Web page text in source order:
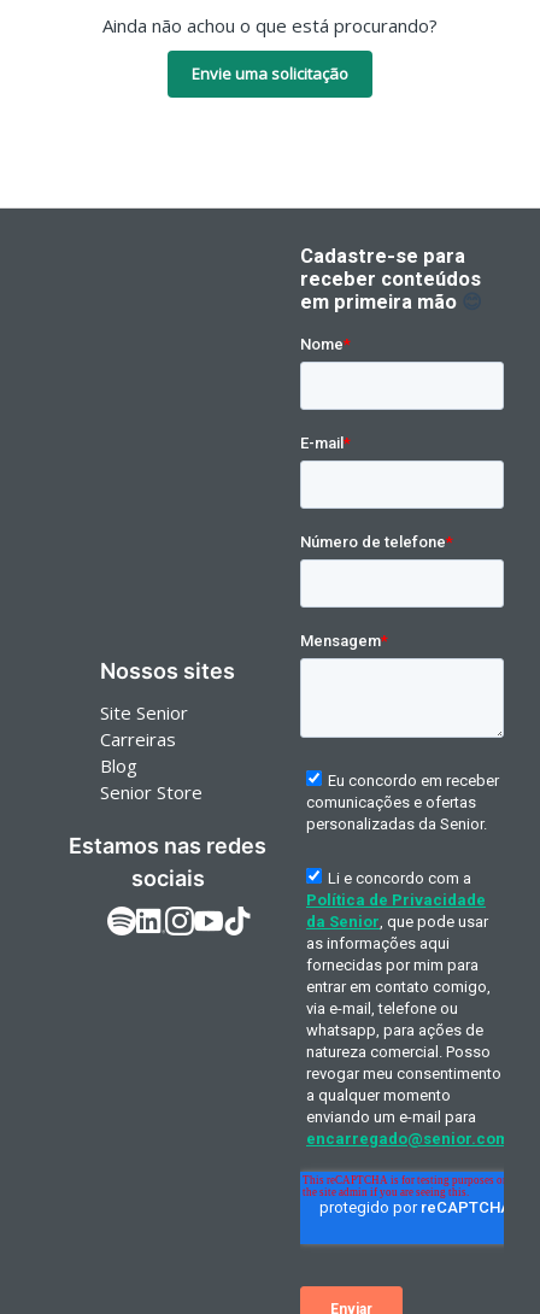
Ainda não achou o que está procurando?
Envie uma solicitação
Nossos sites
Site Senior
Carreiras
Blog
Senior Store
Estamos nas redes
sociais